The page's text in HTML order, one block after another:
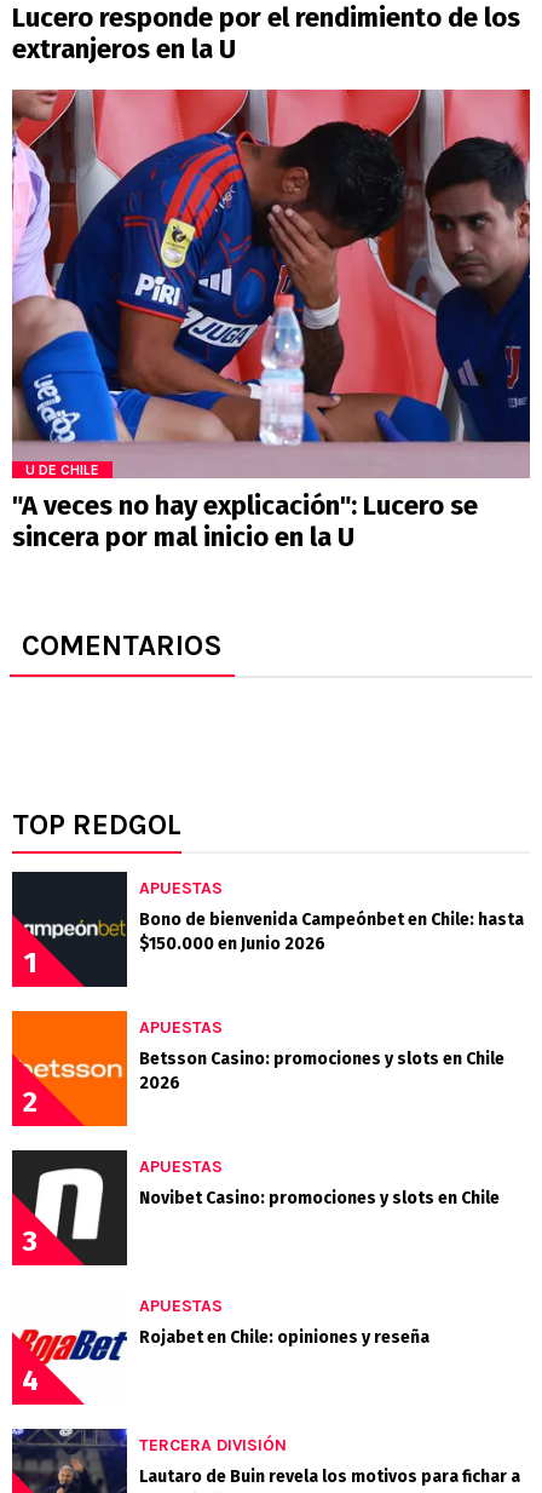
Lucero responde por el rendimiento de los
extranjeros en la U
U DE CHILE
"A veces no hay explicación": Lucero se
sincera por mal inicio en la U
COMENTARIOS
TOP REDGOL
1
APUESTAS
Bono de bienvenida Campeónbet en Chile: hasta
$150.000 en Junio 2026
2
APUESTAS
Betsson Casino: promociones y slots en Chile
2026
3
APUESTAS
Novibet Casino: promociones y slots en Chile
4
APUESTAS
Rojabet en Chile: opiniones y reseña
TERCERA DIVISIÓN
Lautaro de Buin revela los motivos para fichar a